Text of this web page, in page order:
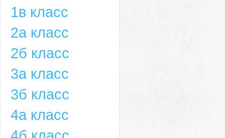
1в класс
2а класс
2б класс
3а класс
3б класс
4а класс